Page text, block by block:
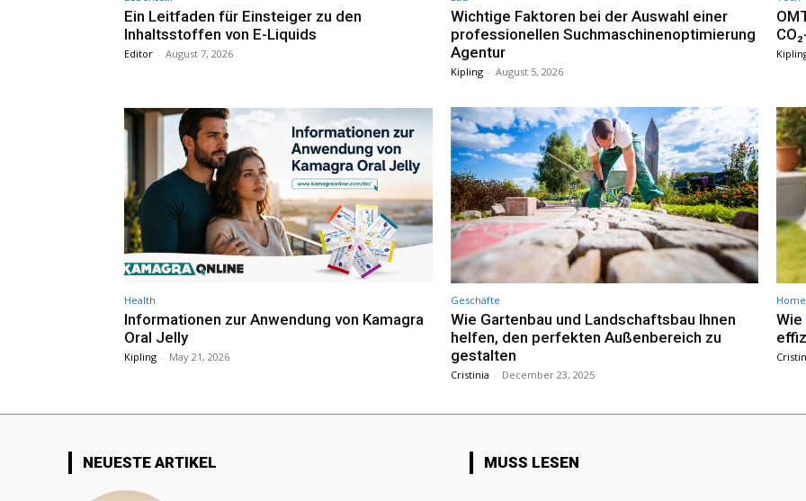
Ein Leitfaden für Einsteiger zu den
Inhaltsstoffen von E-Liquids
Editor - August 7, 2026
Wichtige Faktoren bei der Auswahl einer
professionellen Suchmaschinenoptimierung
Agentur
Kipling - August 5, 2026
Health
Informationen zur Anwendung von Kamagra
Oral Jelly
Kipling - May 21, 2026
Geschäfte
Wie Gartenbau und Landschaftsbau Ihnen
helfen, den perfekten Außenbereich zu
gestalten
Cristinia - December 23, 2025
NEUESTE ARTIKEL MUSS LESEN